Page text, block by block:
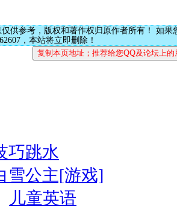
供参考，版权和著作权归原作者所有！ 如果
，本站将立即删除！
巧跳水
雪公主[游戏]
儿童英语